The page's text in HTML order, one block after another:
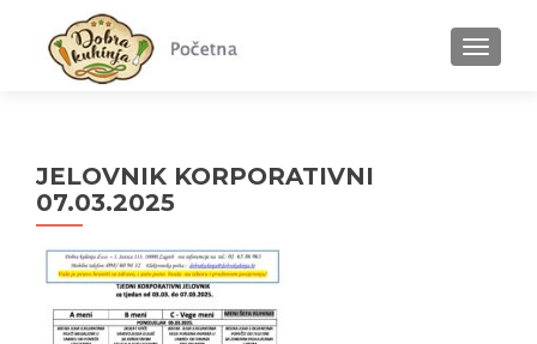
MENU
JELOVNIK KORPORATIVNI
07.03.2025